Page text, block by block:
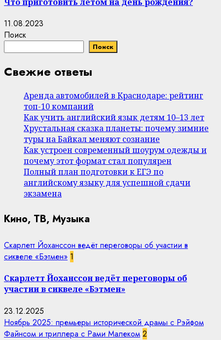
11.08.2023
Поиск
Поиск
Свежие ответы
Аренда автомобилей в Краснодаре: рейтинг
топ-10 компаний
Как учить английский язык детям 10–13 лет
Хрустальная сказка планеты: почему зимние
туры на Байкал меняют сознание
Как устроен современный шоурум одежды и
почему этот формат стал популярен
Полный план подготовки к ЕГЭ по
английскому языку для успешной сдачи
экзамена
Кино, ТВ, Музыка
Скарлетт Йоханссон ведёт переговоры об участии в
сиквеле «Бэтмен» 1
Скарлетт Йоханссон ведёт переговоры об
участии в сиквеле «Бэтмен»
23.12.2025
Ноябрь 2025: премьеры исторической драмы с Рэйфом
Файнсом и триллера с Рами Малеком 2